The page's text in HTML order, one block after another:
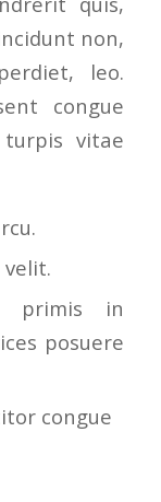
non,
leo.
congue
vitae
velit.
primis in
posuere
congue